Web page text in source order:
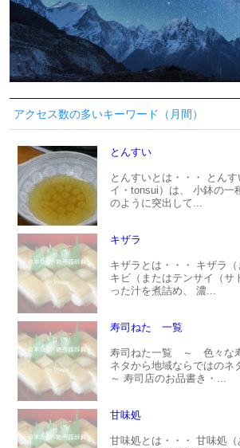
アクセス数の多いキーワード（月間）
とんすい
とんすいとは・・・ とん
イ・tonsui）は、 小鉢の一
のように突出して...
キザラ
キザラとは・・・ キザラ
キビ（またはテンサイ（サ
った汁を煮詰め、 濃...
寿司ねた 一覧
寿司ねた一覧 ～ 色々な
ネタから地域ならではの
～ 寿司店のお品書き・...
甘味処
甘味処とは・・・ 甘味処